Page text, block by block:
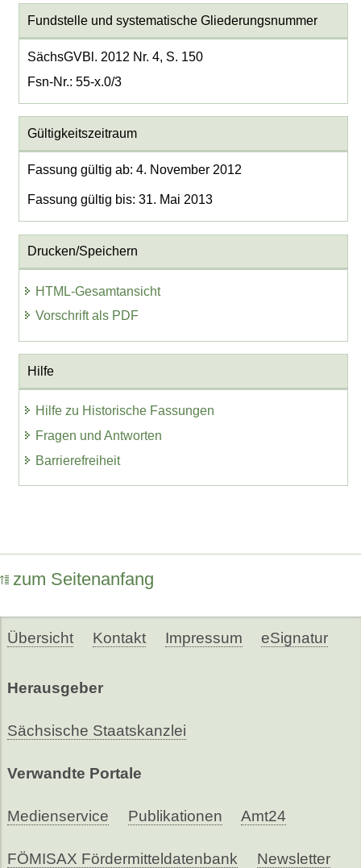
Fundstelle und systematische Gliederungsnummer
SächsGVBl. 2012 Nr. 4, S. 150
Fsn-Nr.: 55-x.0/3
Gültigkeitszeitraum
Fassung gültig ab: 4. November 2012
Fassung gültig bis: 31. Mai 2013
Drucken/Speichern
HTML-Gesamtansicht
Vorschrift als PDF
Hilfe
Hilfe zu Historische Fassungen
Fragen und Antworten
Barrierefreiheit
zum Seitenanfang
Übersicht Kontakt Impressum eSignatur
Herausgeber
Sächsische Staatskanzlei
Verwandte Portale
Medienservice Publikationen Amt24
FÖMISAX Fördermitteldatenbank Newsletter